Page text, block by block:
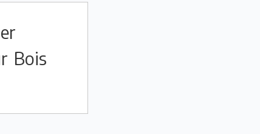
Bois